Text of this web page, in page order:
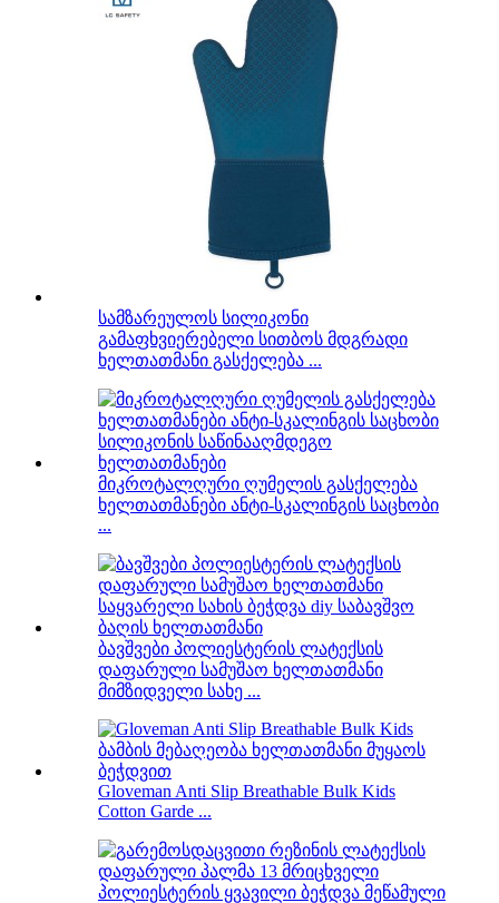
სამზარეულოს სილიკონი
გამაფხვიერებელი სითბოს მდგრადი
ხელთათმანი გასქელება ...
მიკროტალღური ღუმელის გასქელება
ხელთათმანები ანტი-სკალინგის საცხობი
...
ბავშვები პოლიესტერის ლატექსის
დაფარული სამუშაო ხელთათმანი
მიმზიდველი სახე ...
Gloveman Anti Slip Breathable Bulk Kids
Cotton Garde ...